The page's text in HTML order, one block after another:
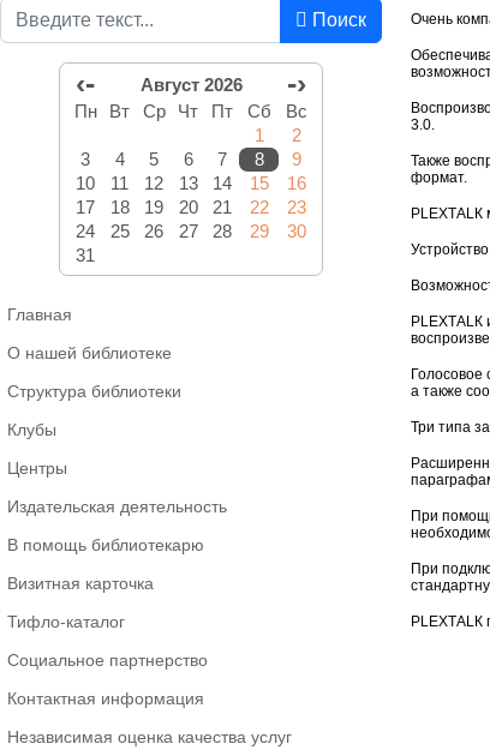
Поиск
‹- Август 2026 -›
Пн Вт Ср Чт Пт Сб
Вс
1
2
3
4 5 6 7 8
9
10
11 12 13 14 15
16
17
18 19 20 21 22
23
24
25 26 27 28 29
30
31
Главная
О нашей библиотеке
Структура библиотеки
Клубы
Центры
Издательская деятельность
В помощь библиотекарю
Визитная карточка
Тифло-каталог
Социальное партнерство
Контактная информация
Независимая оценка качества услуг
Очень
3.0.
Также
формат.
РLЕХТАLК
РLЕХТАLК
а также
Три типа
При
При
РLЕХТАLК